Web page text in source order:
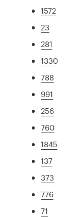
1572
23
281
1330
788
991
256
760
1845
137
373
776
71